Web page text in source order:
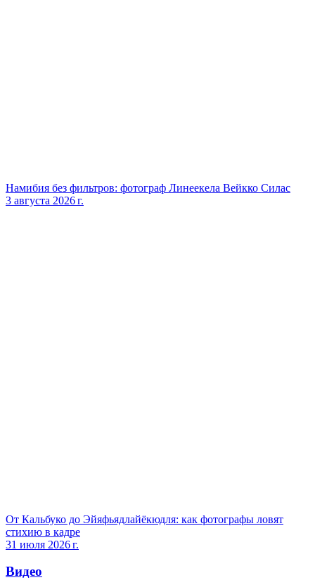
Намибия без фильтров: фотограф Линеекела Вейкко Силас
3 августа 2026 г.
От Кальбуко до Эйяфьядлайёкюдля: как фотографы ловят
стихию в кадре
31 июля 2026 г.
Видео